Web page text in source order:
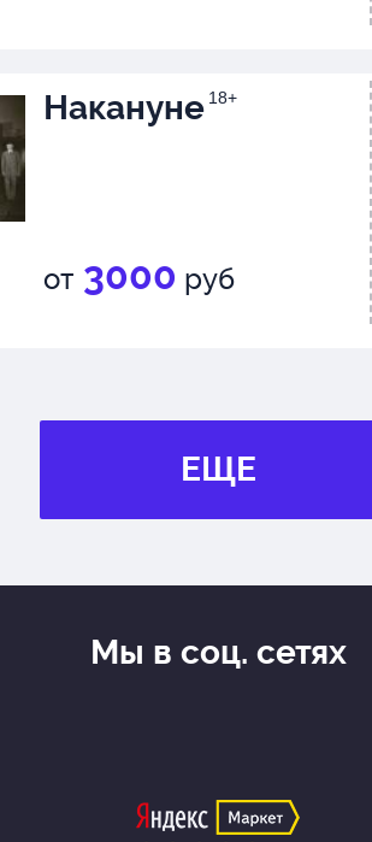
Накануне 18+
от 3000 руб
ЕЩЕ
Мы в соц. сетях